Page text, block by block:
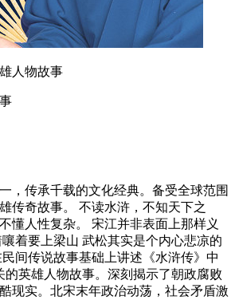
人物故事
，传承千载的文化经典。备受全球范围
传奇故事。 不读水浒，不知天下之
懂人性复杂。 宋江并非表面上那样义
着要上梁山 武松其实是个内心悲凉的
间传说故事基础上讲述《水浒传》中
的英雄人物故事。深刻揭示了朝政腐败
现实。北宋末年政治动荡，社会矛盾激